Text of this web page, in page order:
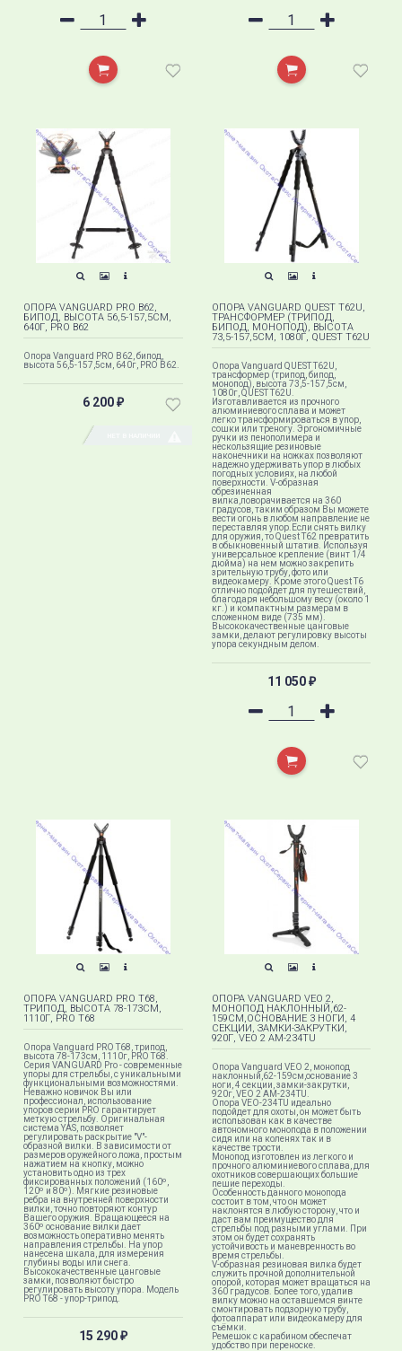
ОПОРА VANGUARD PRO B62,
БИПОД, ВЫСОТА 56,5-157,5СМ,
640Г, PRO B62
Опора Vanguard PRO B62, бипод,
высота 56,5-157,5см, 640г, PRO B62.
6 200 ₽
ОПОРА VANGUARD QUEST T62U,
ТРАНСФОРМЕР (ТРИПОД,
БИПОД, МОНОПОД), ВЫСОТА
73,5-157,5СМ, 1080Г, QUEST T62U
Опора Vanguard QUEST T62U,
трансформер (трипод, бипод,
монопод), высота 73,5-157,5см,
1080г, QUEST T62U.
Изготавливается из прочного
алюминиевого сплава и может
легко трансформироваться в упор,
сошки или треногу. Эргономичные
ручки из пенополимера и
нескользящие резиновые
наконечники на ножках позволяют
надежно удерживать упор в любых
погодных условиях, на любой
поверхности. V-образная
обрезиненная
вилка,поворачивается на 360
градусов, таким образом Вы можете
вести огонь в любом направление не
переставляя упор.Если снять вилку
для оружия, то Quest T62 превратить
в обыкновенный штатив. Используя
универсальное крепление (винт 1/4
дюйма) на нем можно закрепить
зрительную трубу, фото или
видеокамеру. Кроме этого Quest T6
отлично подойдет для путешествий,
благодаря небольшому весу (около 1
кг.) и компактным размерам в
сложенном виде (735 мм).
Высококачественные цанговые
замки, делают регулировку высоты
упора секундным делом.
11 050 ₽
ОПОРА VANGUARD PRO T68,
ТРИПОД, ВЫСОТА 78-173СМ,
1110Г, PRO T68
Опора Vanguard PRO T68, трипод,
высота 78-173см, 1110г, PRO T68.
Серия VANGUARD Pro - современные
упоры для стрельбы, с уникальными
функциональными возможностями.
Неважно новичок Вы или
профессионал, использование
упоров серии PRO гарантирует
меткую стрельбу. Оригинальная
система YAS, позволяет
регулировать раскрытие "V"-
образной вилки. В зависимости от
размеров оружейного ложа, простым
нажатием на кнопку, можно
установить одно из трех
фиксированных положений (160º,
120º и 80º). Мягкие резиновые
ребра на внутренней поверхности
вилки, точно повторяют контур
Вашего оружия. Вращающееся на
360º основание вилки дает
возможность оперативно менять
направления стрельбы. На упор
нанесена шкала, для измерения
глубины воды или снега.
Высококачественные цанговые
замки, позволяют быстро
регулировать высоту упора. Модель
PRO T68 - упор-трипод.
15 290 ₽
ОПОРА VANGUARD VEO 2,
МОНОПОД НАКЛОННЫЙ,62-
159СМ,ОСНОВАНИЕ 3 НОГИ, 4
СЕКЦИИ, ЗАМКИ-ЗАКРУТКИ,
920Г, VEO 2 AM-234TU
Опора Vanguard VEO 2, монопод
наклонный,62-159см,основание 3
ноги, 4 секции, замки-закрутки,
920г, VEO 2 AM-234TU.
Опора VEO-234TU идеально
подойдет для охоты, он может быть
использован как в качестве
автономного монопода в положении
сидя или на коленях так и в
качестве трости.
Монопод изготовлен из легкого и
прочного алюминиевого сплава, для
охотников совершающих большие
пешие переходы.
Особенность данного монопода
состоит в том, что он может
наклонятся в любую сторону, что и
даст вам преимущество для
стрельбы под разными углами. При
этом он будет сохранять
устойчивость и маневренность во
время стрельбы.
V-образная резиновая вилка будет
служить прочной дополнительной
опорой, которая может вращаться на
360 градусов. Более того, удалив
вилку можно на оставшемся винте
смонтировать подзорную трубу,
фотоаппарат или видеокамеру для
съёмки.
Ремешок с карабином обеспечат
удобство при переноске.